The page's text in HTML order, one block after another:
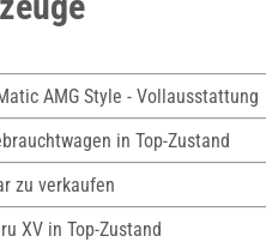
AMG Style - Vollausstattung
in Top-Zustand
zu verkaufen
XV in Top-Zustand